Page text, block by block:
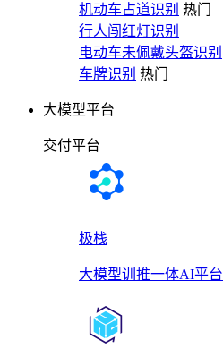
机动车占道识别 热门
行人闯红灯识别
电动车未佩戴头盔识别
车牌识别 热门
大模型平台
交付平台
极栈
大模型训推一体AI平台